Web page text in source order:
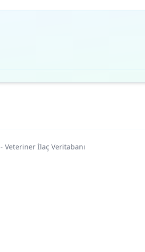
- Veteriner İlaç Veritabanı